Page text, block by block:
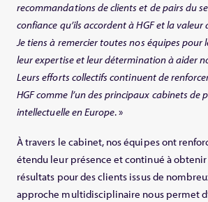
recommandations de clients et de pairs du
confiance qu’ils accordent à HGF et la
Je tiens à remercier toutes nos équipes pour
leur expertise et leur détermination à aider
Leurs efforts collectifs continuent de
HGF comme l’un des principaux cabinets de
intellectuelle en Europe. »
À travers le cabinet, nos équipes ont
étendu leur présence et continué à obtenir
résultats pour des clients issus de
approche multidisciplinaire nous permet